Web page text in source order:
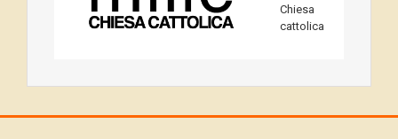
Chiesa
cattolica